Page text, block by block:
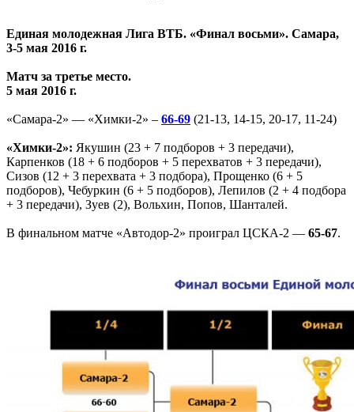
Единая молодежная Лига ВТБ. «Финал восьми». Самара,
3-5 мая 2016 г.
Матч за третье место.
5 мая 2016 г.
«Самара-2» — «Химки-2» – 66-69 (21-13, 14-15, 20-17, 11-24)
«Химки-2»: Якушин (23 + 7 подборов + 3 передачи),
Карпенков (18 + 6 подборов + 5 перехватов + 3 передачи),
Сизов (12 + 3 перехвата + 3 подбора), Прощенко (6 + 5
подборов), Чебуркин (6 + 5 подборов), Лепилов (2 + 4 подбора
+ 3 передачи), Зуев (2), Вольхин, Попов, Шанталей.
В финальном матче «Автодор-2» проиграл ЦСКА-2 — 65-67.